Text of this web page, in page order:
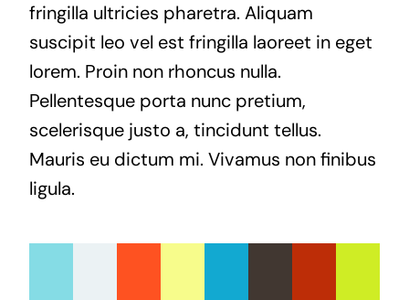
fringilla ultricies pharetra. Aliquam
suscipit leo vel est fringilla laoreet in eget
lorem. Proin non rhoncus nulla.
Pellentesque porta nunc pretium,
scelerisque justo a, tincidunt tellus.
Mauris eu dictum mi. Vivamus non finibus
ligula.